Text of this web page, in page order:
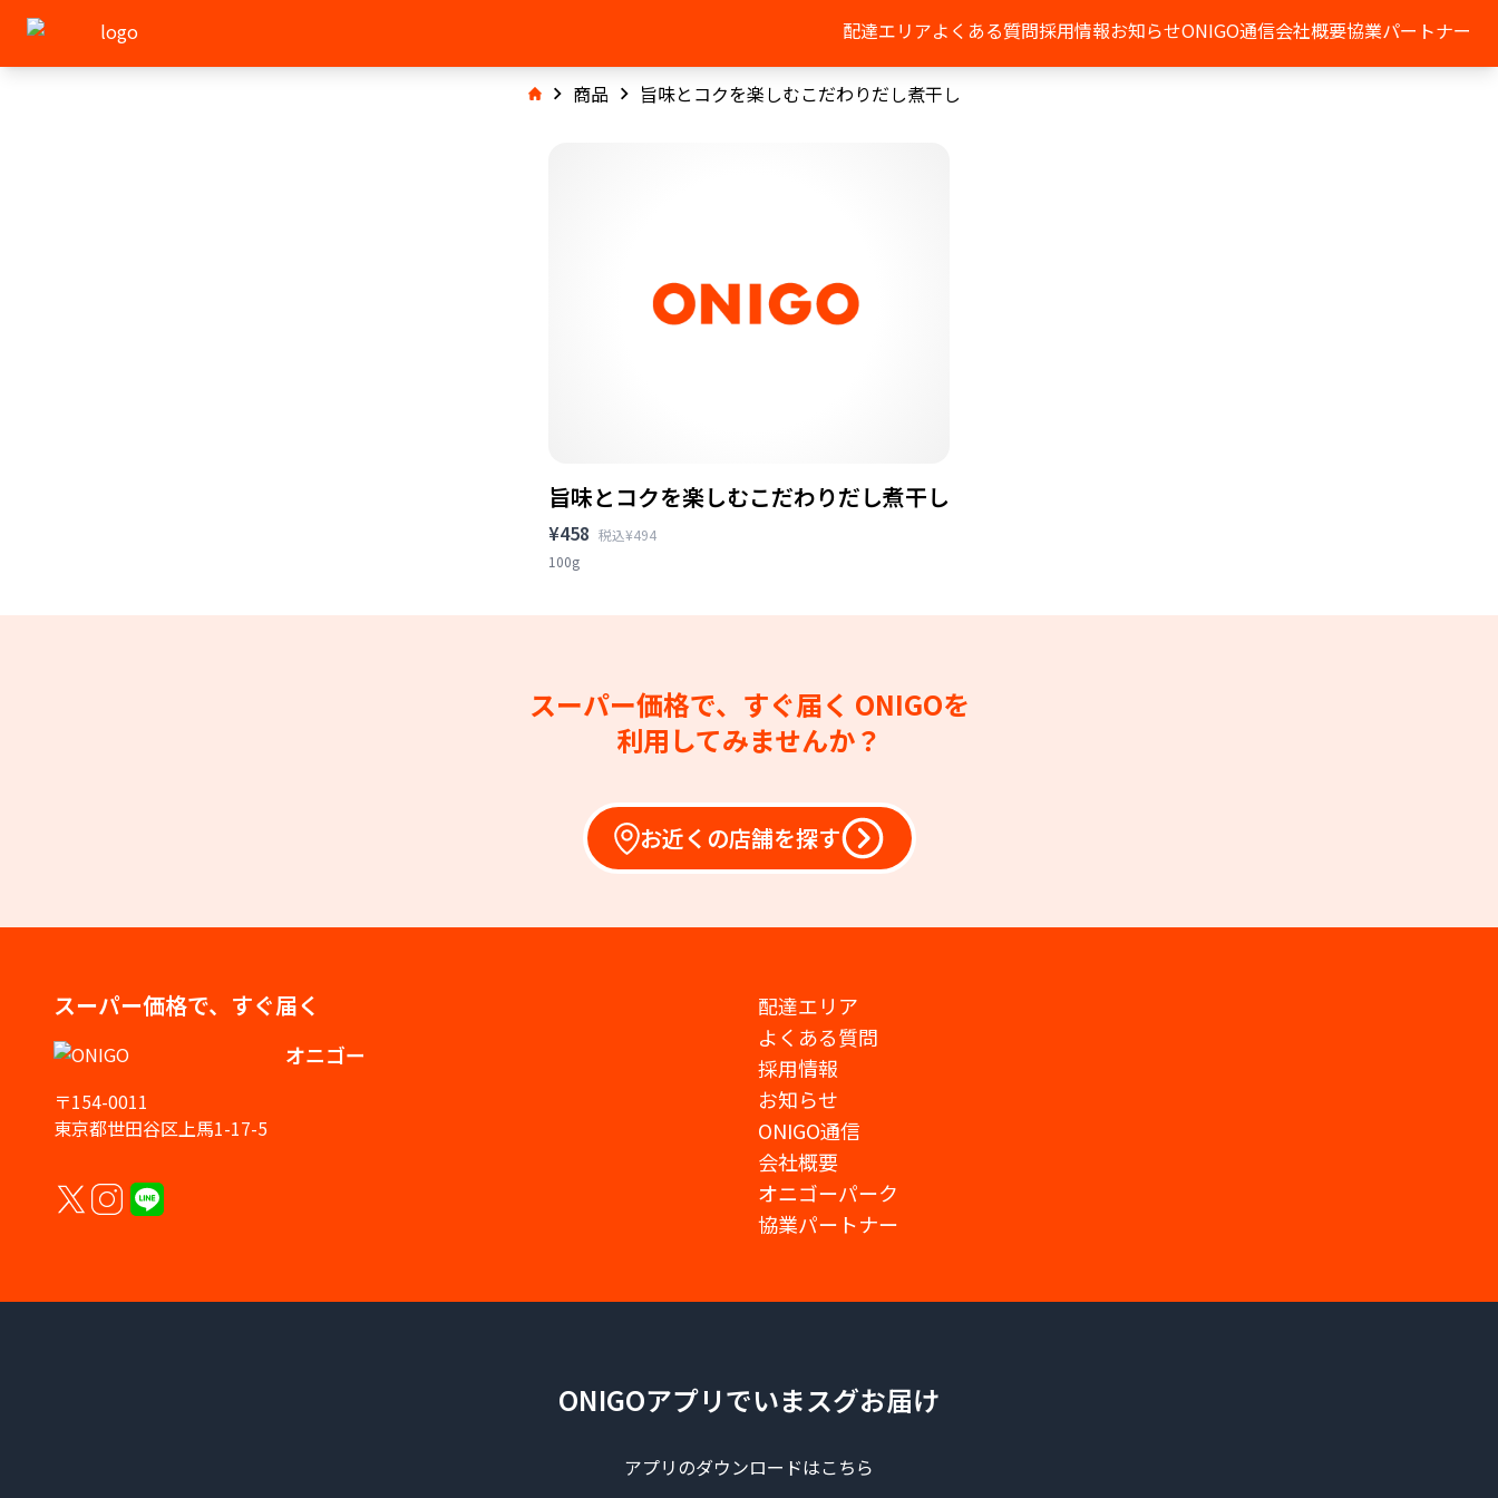
配達エリアよくある質問採用情報お知らせONIGO通信会社概要協業パートナー
商品 旨味とコクを楽しむこだわりだし煮干し
旨味とコクを楽しむこだわりだし煮干し
¥458 税込¥494
100g
スーパー価格で、すぐ届く ONIGOを
利用してみませんか？
お近くの店舗を探す
スーパー価格で、すぐ届く
オニゴー
〒154-0011
東京都世田谷区上馬1-17-5
配達エリア
よくある質問
採用情報
お知らせ
ONIGO通信
会社概要
オニゴーパーク
協業パートナー
ONIGOアプリでいまスグお届け
アプリのダウンロードはこちら